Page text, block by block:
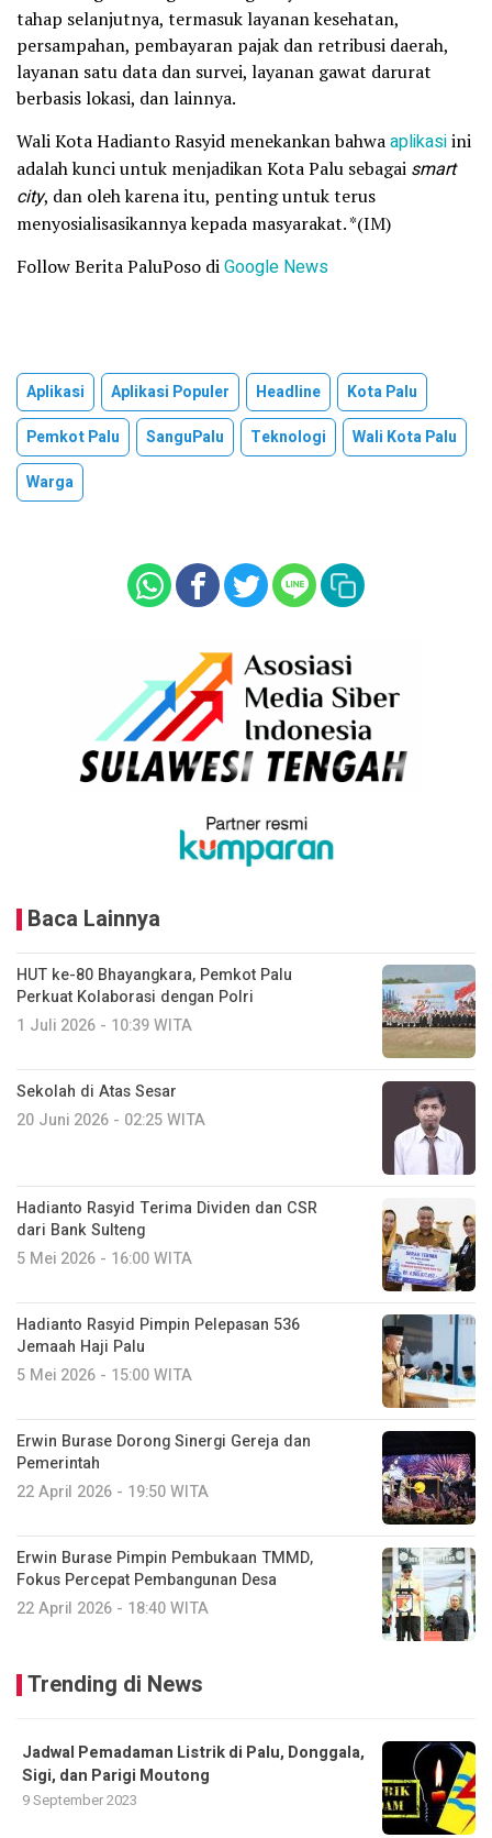
tahap selanjutnya, termasuk layanan kesehatan,
persampahan, pembayaran pajak dan retribusi daerah,
layanan satu data dan survei, layanan gawat darurat
berbasis lokasi, dan lainnya.
Wali Kota Hadianto Rasyid menekankan bahwaaplikasiini
adalah kunci untuk menjadikan Kota Palu sebagai smart
city, dan oleh karena itu, penting untuk terus
menyosialisasikannya kepada masyarakat. *(IM)
Follow Berita PaluPoso diGoogle News
Aplikasi Aplikasi Populer Headline
Kota Palu
Pemkot Palu
SanguPalu Teknologi
Wali Kota Palu
Warga
Baca Lainnya
HUT ke-80 Bhayangkara, Pemkot Palu
Perkuat Kolaborasi dengan Polri
1 Juli 2026 - 10:39 WITA
Sekolah di Atas Sesar
20 Juni 2026 - 02:25 WITA
Hadianto Rasyid Terima Dividen dan CSR
dari Bank Sulteng
5 Mei 2026 - 16:00 WITA
Hadianto Rasyid Pimpin Pelepasan 536
Jemaah Haji Palu
5 Mei 2026 - 15:00 WITA
Erwin Burase Dorong Sinergi Gereja dan
Pemerintah
22 April 2026 - 19:50 WITA
Erwin Burase Pimpin Pembukaan TMMD,
Fokus Percepat Pembangunan Desa
22 April 2026 - 18:40 WITA
Trending di News
Jadwal Pemadaman Listrik di Palu, Donggala,
Sigi, dan Parigi Moutong
9 September 2023